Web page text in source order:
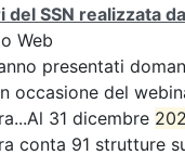
SSN realizzata
Web
presentati
occasione del
31 dicembre
conta 91 strutture